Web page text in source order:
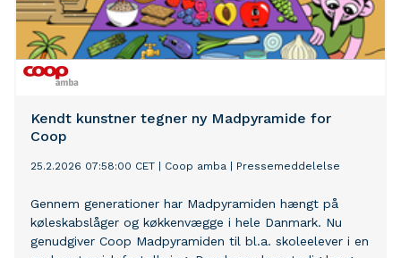
Kendt kunstner tegner ny Madpyramide for
Coop
25.2.2026 07:58:00 CET Coop amba Pressemeddelelse
Gennem generationer har Madpyramiden hængt på
køleskabslåger og køkkenvægge i hele Danmark. Nu
genudgiver Coop Madpyramiden til bl.a. skoleelever i en